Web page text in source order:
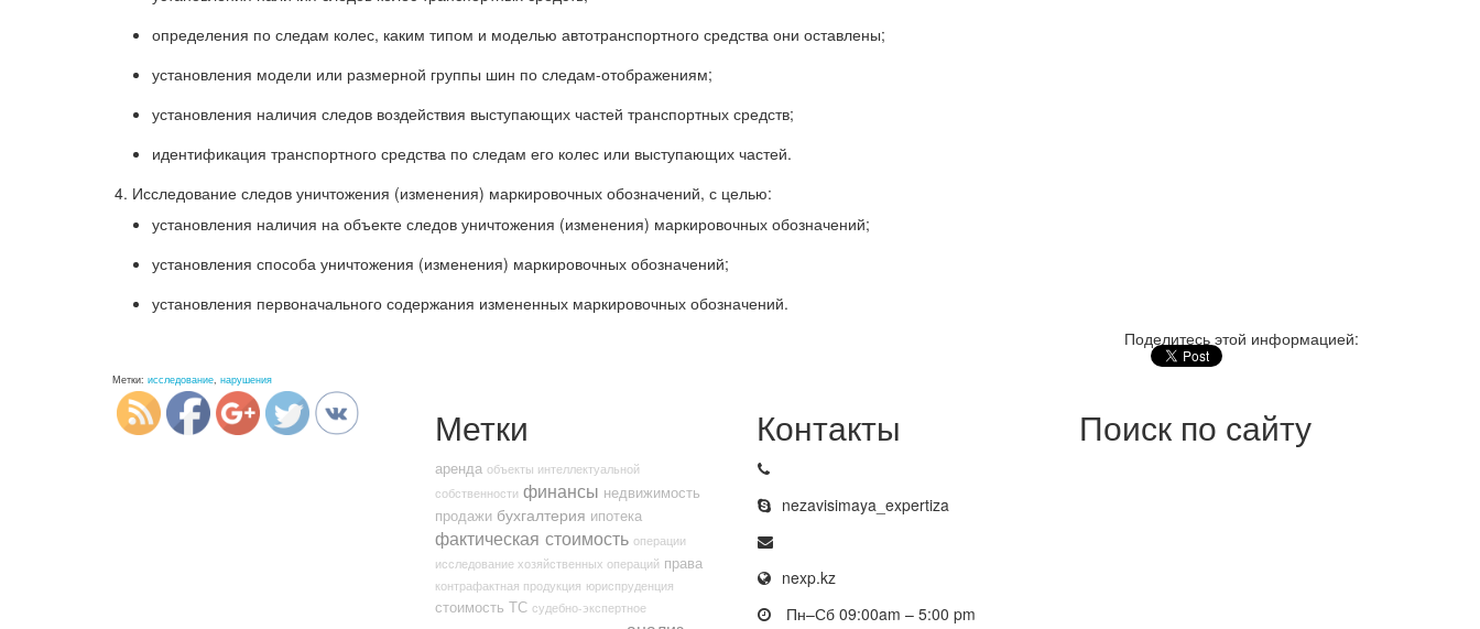
определения по следам колес, каким типом и моделью автотранспортного средства они оставлены;
установления модели или размерной группы шин по следам-отображениям;
установления наличия следов воздействия выступающих частей транспортных средств;
идентификация транспортного средства по следам его колес или выступающих частей.
Исследование следов уничтожения (изменения) маркировочных обозначений, с целью:
установления наличия на объекте следов уничтожения (изменения) маркировочных обозначений;
установления способа уничтожения (изменения) маркировочных обозначений;
установления первоначального содержания измененных маркировочных обозначений.
Поделитесь этой информацией:
Метки: исследование, нарушения
Метки
аренда объекты интеллектуальной
собственности финансы недвижимость
продажи бухгалтерия ипотека
фактическая стоимость операции
исследование хозяйственных операций права
контрафактная продукция юриспруденция
стоимость ТС судебно-экспертное
Контакты
nezavisimaya_expertiza
nexp.kz
Пн–Сб 09:00am – 5:00 pm
Поиск по сайту